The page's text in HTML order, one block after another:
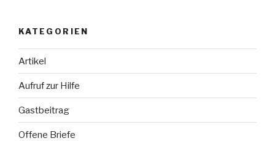
KATEGORIEN
Artikel
Aufruf zur Hilfe
Gastbeitrag
Offene Briefe